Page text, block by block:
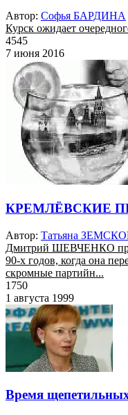
Автор: Софья БАРДИНА
Курск ожидает
4545
7 июня 2016
КРЕМЛЁВСКИЕ
Автор: Татьяна
Дмитрий ШЕВЧЕНКО
90-х годов, когда она
скромные партийн...
1750
1 августа 1999
Время